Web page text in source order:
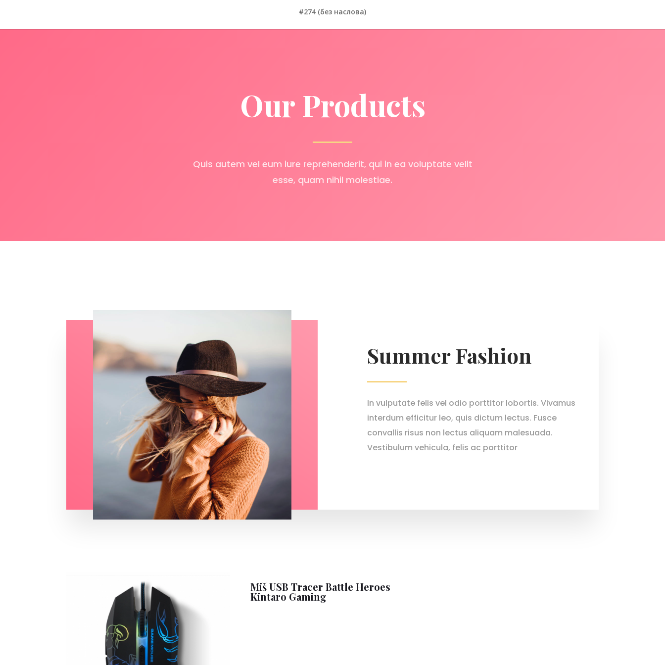
#274 (без наслова)
Our Products
Quis autem vel eum iure reprehenderit, qui in ea voluptate velit
esse, quam nihil molestiae.
Summer Fashion
In vulputate felis vel odio porttitor lobortis. Vivamus
interdum efficitur leo, quis dictum lectus. Fusce
convallis risus non lectus aliquam malesuada.
Vestibulum vehicula, felis ac porttitor
Miš USB Tracer Battle Heroes
Kintaro Gaming